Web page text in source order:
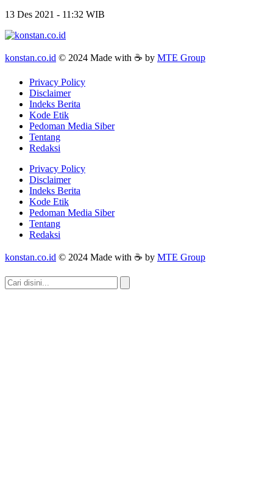
13 Des 2021 - 11:32 WIB
konstan.co.id © 2024 Made with ☕ by MTE Group
Privacy Policy
Disclaimer
Indeks Berita
Kode Etik
Pedoman Media Siber
Tentang
Redaksi
Privacy Policy
Disclaimer
Indeks Berita
Kode Etik
Pedoman Media Siber
Tentang
Redaksi
konstan.co.id © 2024 Made with ☕ by MTE Group